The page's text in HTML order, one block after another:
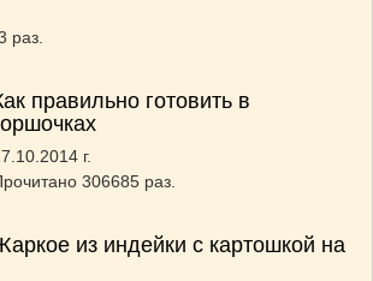
раз.
правильно готовить в
г.
306685 раз.
из индейки с картошкой на